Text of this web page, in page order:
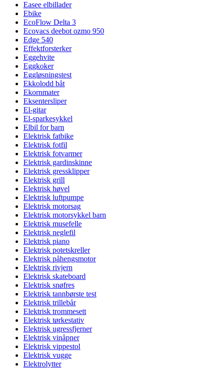
Easee elbillader
Ebike
EcoFlow Delta 3
Ecovacs deebot ozmo 950
Edge 540
Effektforsterker
Eggehvite
Eggkoker
Eggløsningstest
Ekkolodd båt
Ekornmater
Eksentersliper
El-gitar
El-sparkesykkel
Elbil for barn
Elektrisk fatbike
Elektrisk fotfil
Elektrisk fotvarmer
Elektrisk gardinskinne
Elektrisk gressklipper
Elektrisk grill
Elektrisk høvel
Elektrisk luftpumpe
Elektrisk motorsag
Elektrisk motorsykkel barn
Elektrisk musefelle
Elektrisk neglefil
Elektrisk piano
Elektrisk potetskreller
Elektrisk påhengsmotor
Elektrisk rivjern
Elektrisk skateboard
Elektrisk snøfres
Elektrisk tannbørste test
Elektrisk trillebår
Elektrisk trommesett
Elektrisk tørkestativ
Elektrisk ugressfjerner
Elektrisk vinåpner
Elektrisk vippestol
Elektrisk vugge
Elektrolytter